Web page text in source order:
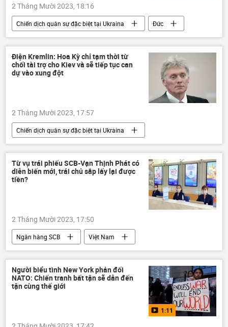
2 Tháng Mười 2023, 18:16
Chiến dịch quân sự đặc biệt tại Ukraina
Đức
Thế giới
Báo chí thế giới
Cuộc khủng hoảng ở Ukraina
Ukraina
Kinh tế
Điện Kremlin: Hoa Kỳ chỉ tạm thời từ
chối tài trợ cho Kiev và sẽ tiếp tục can
dự vào xung đột
2 Tháng Mười 2023, 17:57
Chiến dịch quân sự đặc biệt tại Ukraina
viện trợ quân sự
Quân sự
Dmitry Peskov
Cuộc khủng hoảng ở Ukraina
Ukraina
Thế giới
Từ vụ trái phiếu SCB-Vạn Thịnh Phát có
diễn biến mới, trái chủ sắp lấy lại được
tiền?
2 Tháng Mười 2023, 17:50
Ngân hàng SCB
Việt Nam
Vạn Thịnh Phát
Pháp luật
vi phạm
Bộ Công an Việt Nam
Bộ Tài Chính VN
doanh nghiệp
Người biểu tình New York phản đối
NATO: Chiến tranh bất tận sẽ dẫn đến
tận cùng thế giới
1:11